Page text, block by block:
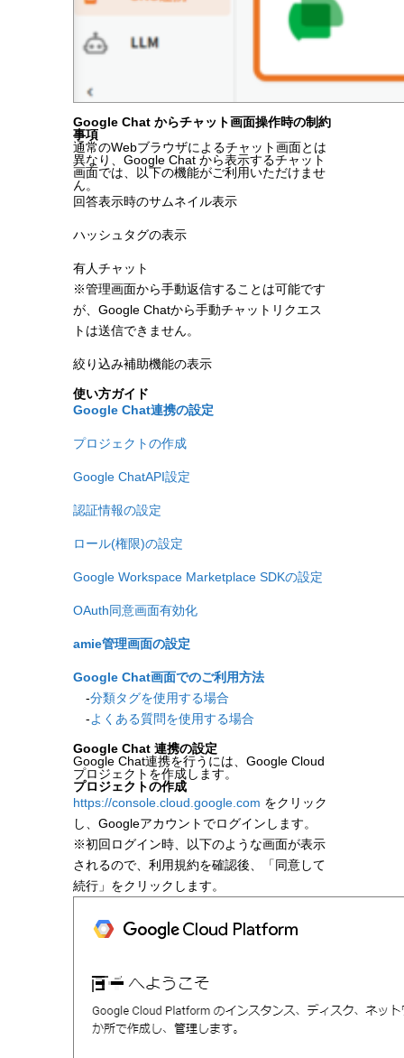
Google Chat からチャット画面操作時の制約
事項
通常のWebブラウザによるチャット画面とは
異なり、Google Chat から表示するチャット
画面では、以下の機能がご利用いただけませ
ん。
回答表示時のサムネイル表示
ハッシュタグの表示
有人チャット
※管理画面から手動返信することは可能です
が、Google Chatから手動チャットリクエス
トは送信できません。
絞り込み補助機能の表示
使い方ガイド
Google Chat連携の設定
プロジェクトの作成
Google ChatAPI設定
認証情報の設定
ロール(権限)の設定
Google Workspace Marketplace SDKの設定
OAuth同意画面有効化
amie管理画面の設定
Google Chat画面でのご利用方法
-分類タグを使用する場合
-よくある質問を使用する場合
Google Chat 連携の設定
Google Chat連携を行うには、Google Cloud
プロジェクトを作成します。
プロジェクトの作成
https://console.cloud.google.com をクリック
し、Googleアカウントでログインします。
※初回ログイン時、以下のような画面が表示
されるので、利用規約を確認後、「同意して
続行」をクリックします。